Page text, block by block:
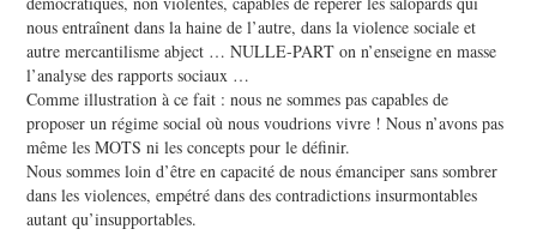
nous entraînent dans la haine de l’autre, dans la violence sociale et
autre mercantilisme abject … NULLE-PART on n’enseigne en masse
l’analyse des rapports sociaux …
Comme illustration à ce fait : nous ne sommes pas capables de
proposer un régime social où nous voudrions vivre ! Nous n’avons pas
même les MOTS ni les concepts pour le définir.
Nous sommes loin d’être en capacité de nous émanciper sans sombrer
dans les violences, empétré dans des contradictions insurmontables
autant qu’insupportables.